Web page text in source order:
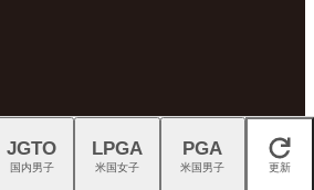
閉じる
JGTO
国内男子
LPGA
米国女子
PGA
米国男子 更新